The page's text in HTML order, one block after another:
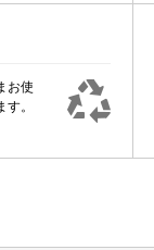
お使
。